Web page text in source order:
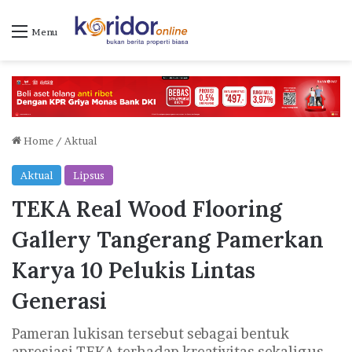
Menu
Home / Aktual
Aktual Lipsus
TEKA Real Wood Flooring
Gallery Tangerang Pamerkan
Karya 10 Pelukis Lintas
Generasi
Pameran lukisan tersebut sebagai bentuk